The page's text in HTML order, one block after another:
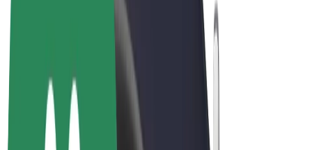
Bolt Drive
Bolt for Business
Vélos électriques